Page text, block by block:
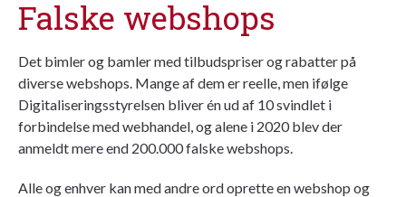
Falske webshops
Det bimler og bamler med tilbudspriser og rabatter på
diverse webshops. Mange af dem er reelle, men ifølge
Digitaliseringsstyrelsen bliver én ud af 10 svindlet i
forbindelse med webhandel, og alene i 2020 blev der
anmeldt mere end 200.000 falske webshops.
Alle og enhver kan med andre ord oprette en webshop og